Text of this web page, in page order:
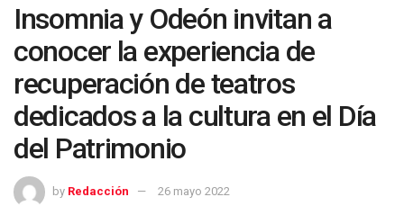
Insomnia y Odeón invitan a
conocer la experiencia de
recuperación de teatros
dedicados a la cultura en el Día
del Patrimonio
by Redacción 26 mayo 2022